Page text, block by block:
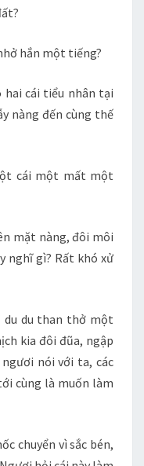
hắn một tiếng?
cái tiểu nhân tại
nàng đến cùng thế
cái một mất một
mặt nàng, đôi môi
nghĩ gì? Rất khó xử
du du than thở một
kia đôi đũa, ngập
nói với ta, các
cùng là muốn làm
chuyển vì sắc bén,